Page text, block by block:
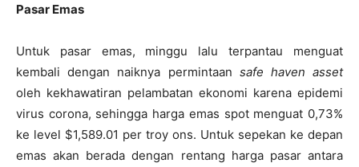
Pasar Emas
Untuk pasar emas, minggu lalu terpantau menguat
kembali dengan naiknya permintaan safe haven asset
oleh kekhawatiran pelambatan ekonomi karena epidemi
virus corona, sehingga harga emas spot menguat 0,73%
ke level $1,589.01 per troy ons. Untuk sepekan ke depan
emas akan berada dengan rentang harga pasar antara